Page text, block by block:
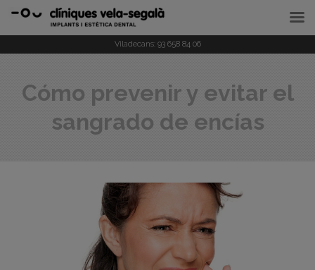
Viladecans: 93 658 84 06
Cómo prevenir y evitar el
sangrado de encías